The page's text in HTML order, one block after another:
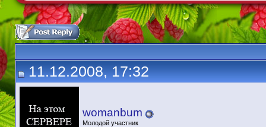
11.12.2008, 17:32
womanbum
Молодой участник